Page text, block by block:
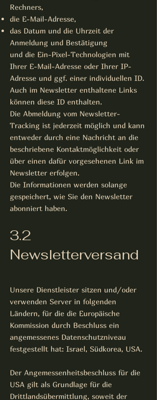
Rechners,
die E-Mail-Adresse,
das Datum und die Uhrzeit der
Anmeldung und Bestätigung
und die Ein-Pixel-Technologien mit
Ihrer E-Mail-Adresse oder Ihrer IP-
Adresse und ggf. einer individuellen ID.
Auch im Newsletter enthaltene Links
können diese ID enthalten.
Die Abmeldung vom Newsletter-
Tracking ist jederzeit möglich und kann
entweder durch eine Nachricht an die
beschriebene Kontaktmöglichkeit oder
über einen dafür vorgesehenen Link im
Newsletter erfolgen.
Die Informationen werden solange
gespeichert, wie Sie den Newsletter
abonniert haben.
3.2
Newsletterversand
Unsere Dienstleister sitzen und/oder
verwenden Server in folgenden
Ländern, für die die Europäische
Kommission durch Beschluss ein
angemessenes Datenschutzniveau
festgestellt hat: Israel, Südkorea, USA.
Der Angemessenheitsbeschluss für die
USA gilt als Grundlage für die
Drittlandsübermittlung, soweit der